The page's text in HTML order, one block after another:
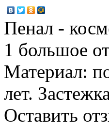
Пенал -
1 большое
Материал:
лет.
Оставить